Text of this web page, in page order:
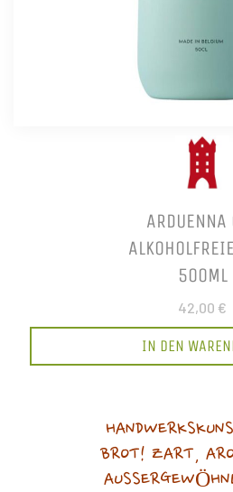
ARDUENNA
500ML
42,00 €
IN DEN
BROT! ZART,